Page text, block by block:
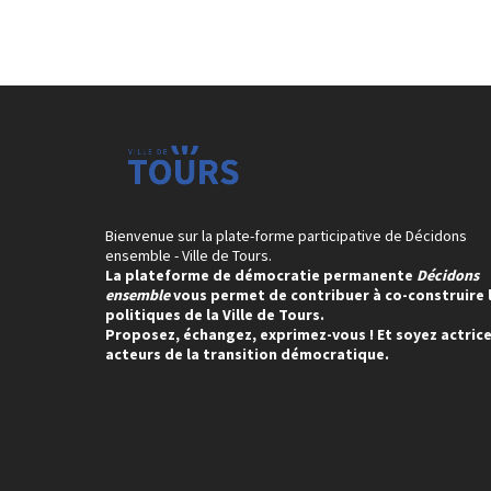
Bienvenue sur la plate-forme participative de Décidons
ensemble - Ville de Tours.
La plateforme de démocratie permanente Décidons
ensemblevous permet de contribuer à co-construire
politiques de la Ville de Tours.
Proposez, échangez, exprimez-vous ! Et soyez
acteurs de la transition démocratique.